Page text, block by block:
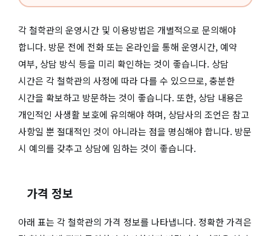
각 철학관의 운영시간 및 이용방법은 개별적으로 문의해야
합니다. 방문 전에 전화 또는 온라인을 통해 운영시간, 예약
여부, 상담 방식 등을 미리 확인하는 것이 좋습니다. 상담
시간은 각 철학관의 사정에 따라 다를 수 있으므로, 충분한
시간을 확보하고 방문하는 것이 좋습니다. 또한, 상담 내용은
개인적인 사생활 보호에 유의해야 하며, 상담사의 조언은 참고
사항일 뿐 절대적인 것이 아니라는 점을 명심해야 합니다. 방문
시 예의를 갖추고 상담에 임하는 것이 좋습니다.
가격 정보
아래 표는 각 철학관의 가격 정보를 나타냅니다. 정확한 가격은